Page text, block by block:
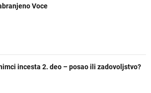
Voce
incesta 2. deo – posao ili zadovoljstvo?